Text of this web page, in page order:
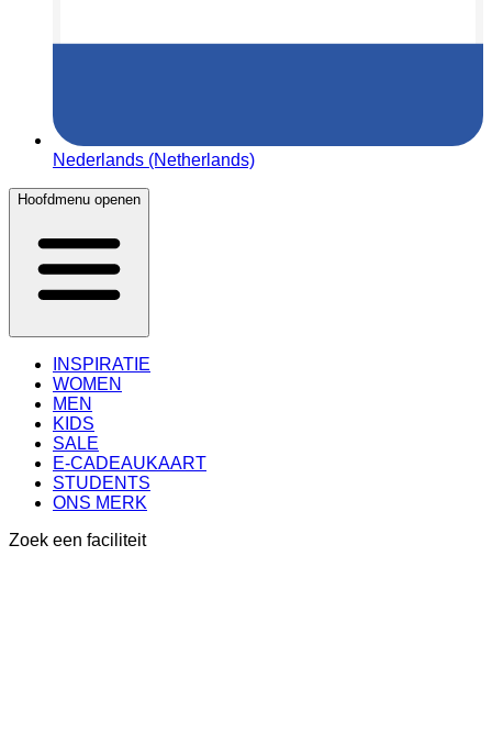
Nederlands (Netherlands)
Hoofdmenu openen
INSPIRATIE
WOMEN
MEN
KIDS
SALE
E-CADEAUKAART
STUDENTS
ONS MERK
Zoek een faciliteit